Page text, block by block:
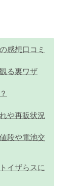
感想口コミ
る裏ワザ
や再販状況
段や電池交
イザらスに